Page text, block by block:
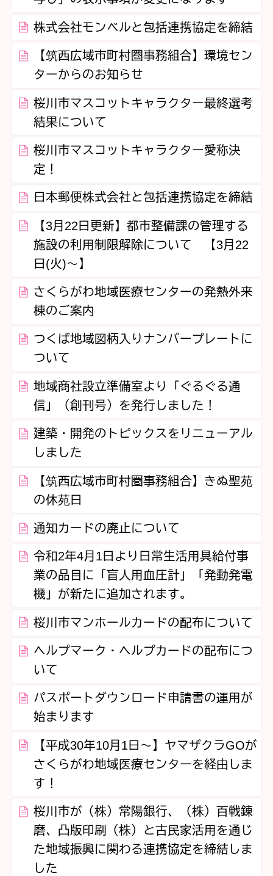
株式会社モンベルと包括連携協定を締結
【筑西広域市町村圏事務組合】環境セン
ターからのお知らせ
桜川市マスコットキャラクター最終選考
結果について
桜川市マスコットキャラクター愛称決
定！
日本郵便株式会社と包括連携協定を締結
【3月22日更新】都市整備課の管理する
施設の利用制限解除について 【3月22
日(火)～】
さくらがわ地域医療センターの発熱外来
棟のご案内
つくば地域図柄入りナンバープレートに
ついて
地域商社設立準備室より「ぐるぐる通
信」（創刊号）を発行しました！
建築・開発のトピックスをリニューアル
しました
【筑西広域市町村圏事務組合】きぬ聖苑
の休苑日
通知カードの廃止について
令和2年4月1日より日常生活用具給付事
業の品目に「盲人用血圧計」「発動発電
機」が新たに追加されます。
桜川市マンホールカードの配布について
ヘルプマーク・ヘルプカードの配布につ
いて
パスポートダウンロード申請書の運用が
始まります
【平成30年10月1日～】ヤマザクラGOが
さくらがわ地域医療センターを経由しま
す！
桜川市が（株）常陽銀行、（株）百戦錬
磨、凸版印刷（株）と古民家活用を通じ
た地域振興に関わる連携協定を締結しま
した